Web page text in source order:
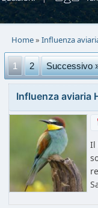
Home» Influenza
1 2 Successivo
Influenza aviaria
Il